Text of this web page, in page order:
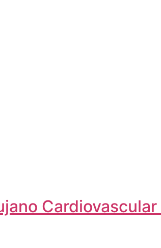
Cardiovascular